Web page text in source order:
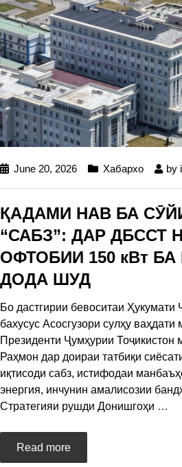
June 20, 2026 Хабархо by
ҚАДАМИ НАВ БА
“САБЗ”: ДАР ДБССТ
ОФТОБИИ 150 кВт
ДОДА ШУД
Бо дастгирии бевоситаи Ҳукумати
бахусус Асосгузори сулҳу
Президенти Ҷумҳурии
Раҳмон дар доираи татбиқи
иқтисоди сабз, истифодаи
энергия, инчунин амалисозии
Стратегияи рушди Донишгоҳи …
Read more